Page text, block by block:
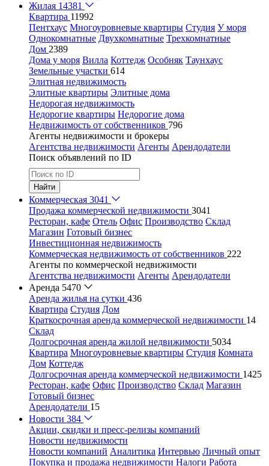
Жилая 14381
Квартира 11992
Пентхаус Многоуровневые квартиры Студия У моря
Однокомнатные Двухкомнатные Трехкомнатные
Дом 2389
Дома у моря Вилла Коттедж Особняк Таунхаус
Земельные участки 614
Элитная недвижимость
Элитные квартиры Элитные дома
Недорогая недвижимость
Недорогие квартиры Недорогие дома
Недвижимость от собственников 796
Агенты недвижимости и брокеры
Агентства недвижимости Агенты Арендодатели
Поиск объявлений по ID
Найти
Коммерческая 3041
Продажа коммерческой недвижимости 3041
Ресторан, кафе Отель Офис Производство Склад
Магазин Готовый бизнес
Инвестиционная недвижимость
Коммерческая недвижимость от собственников 222
Агенты по коммерческой недвижимости
Агентства недвижимости Агенты Арендодатели
Аренда 5470
Аренда жилья на сутки 436
Квартира Студия Дом
Краткосрочная аренда коммерческой недвижимости 14
Склад
Долгосрочная аренда жилой недвижимости 5034
Квартира Многоуровневые квартиры Студия Комната
Дом Коттедж
Долгосрочная аренда коммерческой недвижимости 1425
Ресторан, кафе Офис Производство Склад Магазин
Готовый бизнес
Арендодатели 15
Новости 384
Акции, скидки и пресс-релизы компаний
Новости недвижимости
Новости компаний Аналитика Интервью Личный опыт
Покупка и продажа недвижимости Налоги Работа